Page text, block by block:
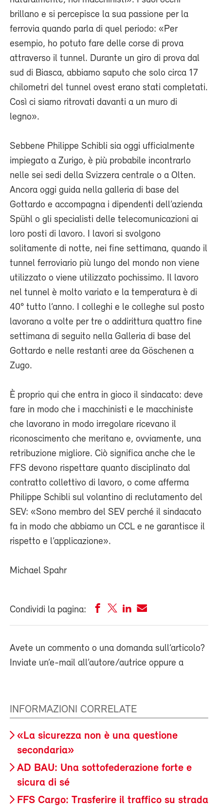
brillano e si percepisce la sua passione per la
ferrovia quando parla di quel periodo: «Per
esempio, ho potuto fare delle corse di prova
attraverso il tunnel. Durante un giro di prova dal
sud di Biasca, abbiamo saputo che solo circa 17
chilometri del tunnel ovest erano stati completati.
Così ci siamo ritrovati davanti a un muro di
legno».
Sebbene Philippe Schibli sia oggi ufficialmente
impiegato a Zurigo, è più probabile incontrarlo
nelle sei sedi della Svizzera centrale o a Olten.
Ancora oggi guida nella galleria di base del
Gottardo e accompagna i dipendenti dell’azienda
Spühl o gli specialisti delle telecomunicazioni ai
loro posti di lavoro. I lavori si svolgono
solitamente di notte, nei fine settimana, quando il
tunnel ferroviario più lungo del mondo non viene
utilizzato o viene utilizzato pochissimo. Il lavoro
nel tunnel è molto variato e la temperatura è di
40° tutto l’anno. I colleghi e le colleghe sul posto
lavorano a volte per tre o addirittura quattro fine
settimana di seguito nella Galleria di base del
Gottardo e nelle restanti aree da Göschenen a
Zugo.
È proprio qui che entra in gioco il sindacato: deve
fare in modo che i macchinisti e le macchiniste
che lavorano in modo irregolare ricevano il
riconoscimento che meritano e, ovviamente, una
retribuzione migliore. Ciò significa anche che le
FFS devono rispettare quanto disciplinato dal
contratto collettivo di lavoro, o come afferma
Philippe Schibli sul volantino di reclutamento del
SEV: «Sono membro del SEV perché il sindacato
fa in modo che abbiamo un CCL e ne garantisce il
rispetto e l’applicazione».
Michael Spahr
Condividi la pagina:
Avete un commento o una domanda sull’articolo?
Inviate un’e-mail all’autore/autrice oppure a
INFORMAZIONI CORRELATE
«La sicurezza non è una questione
secondaria»
AD BAU: Una sottofederazione forte e
sicura di sé
FFS Cargo: Trasferire il traffico su strada